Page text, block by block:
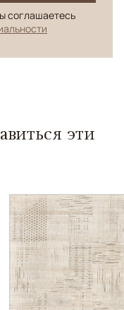
соглашаетесь
эти